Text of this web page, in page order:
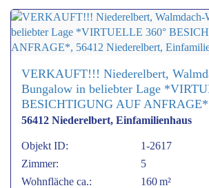
VERKAUFT!!! Niederelbert,
Bungalow in beliebter Lage
BESICHTIGUNG AUF ANFRAGE*
56412 Niederelbert, Einfamilienhaus
Objekt ID:
1-2617
Zimmer:
5
Wohnfläche ca.:
160 m²